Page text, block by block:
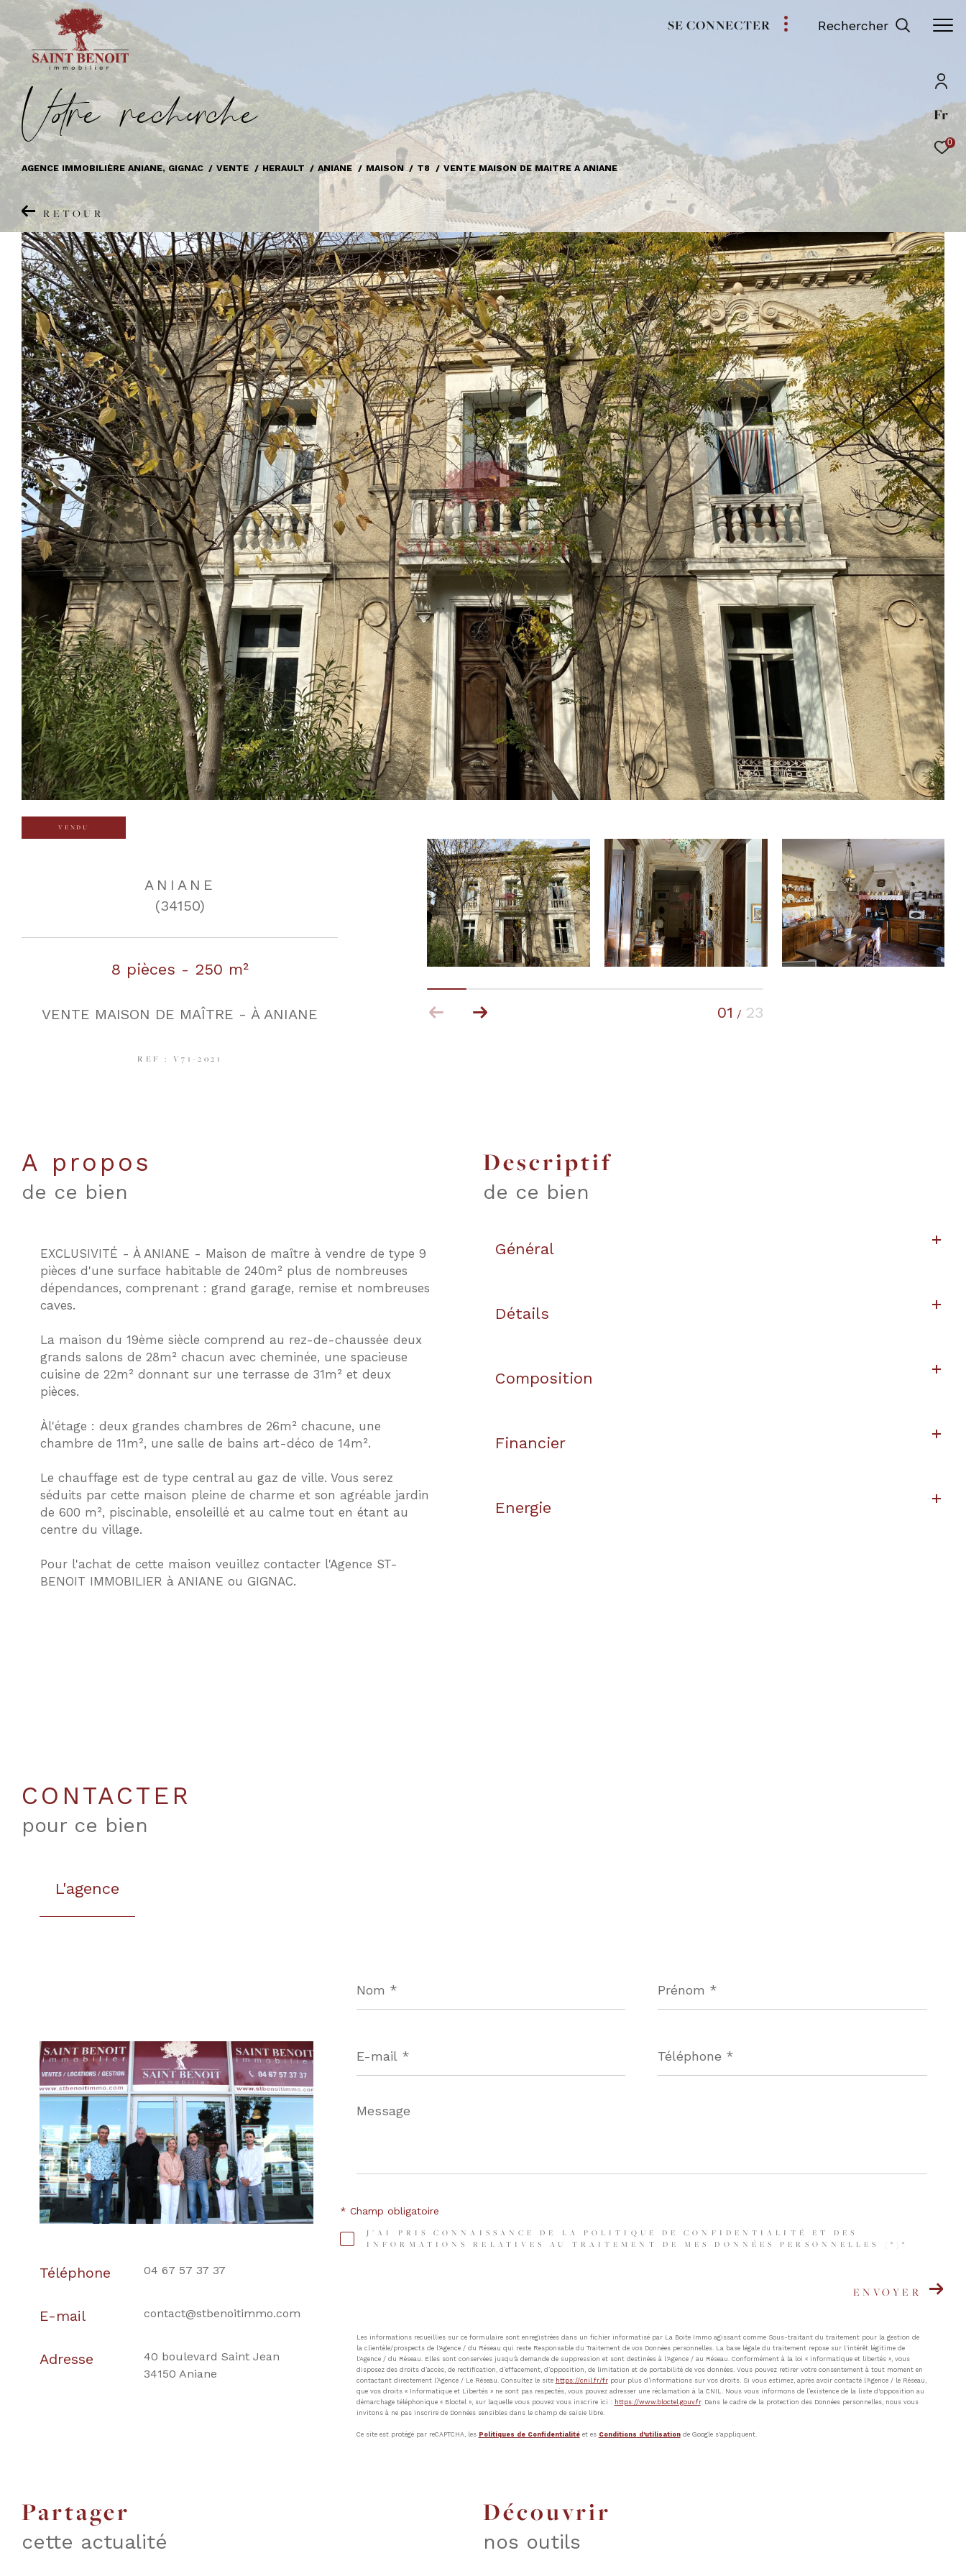
Fr
0
SE CONNECTER Rechercher
Vore recece
AGENCE IMMOBILIÈRE ANIANE, GIGNAC VENTE HERAULT ANIANE MAISON T8 VENTE MAISON DE MAITRE A ANIANE
RETOUR
VENDU
01 / 23
ANIANE
(34150)
8 pièces - 250 m²
VENTE MAISON DE MAÎTRE - À ANIANE
REF : V71-2021
a propos
de ce bien
EXCLUSIVITÉ - À ANIANE - Maison de maître à vendre de type 9
pièces d'une surface habitable de 240m² plus de nombreuses
dépendances, comprenant : grand garage, remise et nombreuses
caves.
La maison du 19ème siècle comprend au rez-de-chaussée deux
grands salons de 28m² chacun avec cheminée, une spacieuse
cuisine de 22m² donnant sur une terrasse de 31m² et deux
pièces.
Àl'étage : deux grandes chambres de 26m² chacune, une
chambre de 11m², une salle de bains art-déco de 14m².
Le chauffage est de type central au gaz de ville. Vous serez
séduits par cette maison pleine de charme et son agréable jardin
de 600 m², piscinable, ensoleillé et au calme tout en étant au
centre du village.
Pour l'achat de cette maison veuillez contacter l'Agence ST-
BENOIT IMMOBILIER à ANIANE ou GIGNAC.
descriptif
de ce bien
Général
Détails
Composition
Financier
Energie
CONTACTER
pour ce bien
L'agence
Téléphone 04 67 57 37 37
E-mail contact@stbenoitimmo.com
Adresse
40 boulevard Saint Jean
34150 Aniane
*
*
mail
*
*
Message
*
J'AI PRIS CONNAISSANCE DE LA POLITIQUE DE CONFIDENTIALITÉ ET DES
INFORMATIONS RELATIVES AU TRAITEMENT DE MES DONNÉES PERSONNELLES (*)*
* Champ obligatoire
ENVOYER
Les informations recueillies sur ce formulaire sont enregistrées dans un fichier informatisé par La Boite Immo agissant comme Sous-traitant du traitement pour la gestion de
la clientèle/prospects de l'Agence / du Réseau qui reste Responsable du Traitement de vos Données personnelles. La base légale du traitement repose sur l'intérêt légitime de
l'Agence / du Réseau. Elles sont conservées jusqu'à demande de suppression et sont destinées à l'Agence / au Réseau. Conformément à la loi « informatique et libertés », vous
disposez des droits d’accès, de rectification, d’effacement, d’opposition, de limitation et de portabilité de vos données. Vous pouvez retirer votre consentement à tout moment en
contactant directement l’Agence / Le Réseau. Consultez le site https://cnil.fr/frpour plus d’informations sur vos droits. Si vous estimez, après avoir contacté l'Agence / le Réseau,
que vos droits « Informatique et Libertés » ne sont pas respectés, vous pouvez adresser une réclamation à la CNIL. Nous vous informons de l’existence de la liste d'opposition au
démarchage téléphonique « Bloctel », sur laquelle vous pouvez vous inscrire ici : https://www.bloctel.gouv.fr. Dans le cadre de la protection des Données personnelles, nous vous
invitons à ne pas inscrire de Données sensibles dans le champ de saisie libre.
Ce site est protégé par reCAPTCHA, les Politiques de Confidentialitéet es Conditions d'utilisationde Google s'appliquent.
partager
cette actualité
découvrir
nos outils